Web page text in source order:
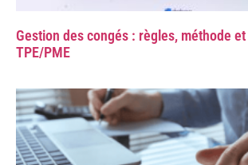
Gestion des congés : règles, méthode
TPE/PME